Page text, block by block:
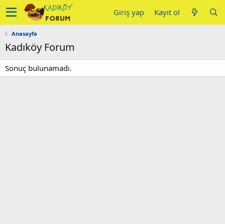
Giriş yap Kayıt ol
Anasayfa
Kadıköy Forum
Sonuç bulunamadı.